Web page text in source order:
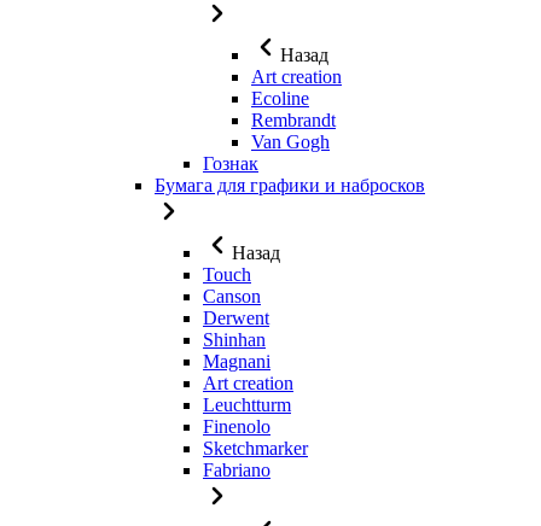
Назад
Art creation
Ecoline
Rembrandt
Van Gogh
Гознак
Бумага для графики и набросков
Назад
Touch
Canson
Derwent
Shinhan
Magnani
Art creation
Leuchtturm
Finenolo
Sketchmarker
Fabriano